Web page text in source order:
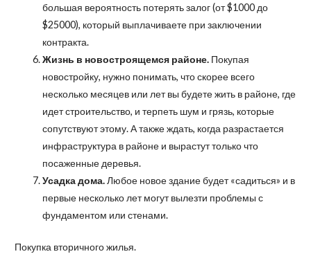
большая вероятность потерять залог (от $1000 до
$25000), который выплачиваете при заключении
контракта.
Жизнь в новостроящемся районе. Покупая
новостройку, нужно понимать, что скорее всего
несколько месяцев или лет вы будете жить в районе, где
идет строительство, и терпеть шум и грязь, которые
сопутствуют этому. А также ждать, когда разрастается
инфраструктура в районе и вырастут только что
посаженные деревья.
Усадка дома.Любое новое здание будет «садиться» и в
первые несколько лет могут вылезти проблемы с
фундаментом или стенами.
Покупка вторичного жилья.